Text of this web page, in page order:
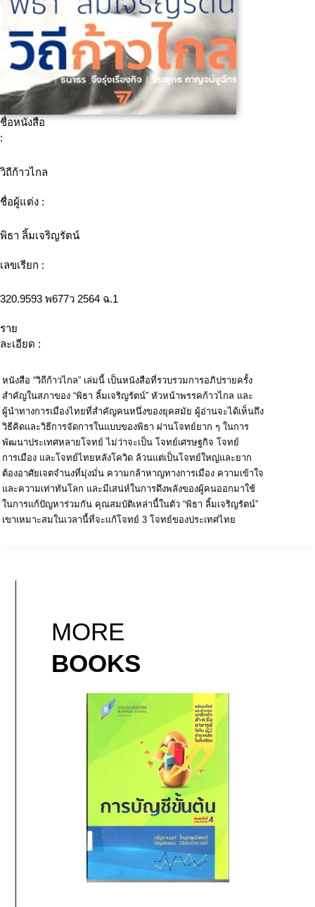
ชื่อหนังสือ
:
วิถีก้าวไกล
ชื่อผู้แต่ง :
พิธา ลิ้มเจริญรัตน์
เลขเรียก :
320.9593 พ677ว 2564 ฉ.1
ราย
ละเอียด :
หนังสือ “วิถีก้าวไกล” เล่มนี้ เป็นหนังสือที่รวบรวมการอภิปรายครั้ง
สำคัญในสภาของ “พิธา ลิ้มเจริญรัตน์” หัวหน้าพรรคก้าวไกล และ
ผู้นำทางการเมืองไทยที่สำคัญคนหนึ่งของยุคสมัย ผู้อ่านจะได้เห็นถึง
วิธีคิดและวิธีการจัดการในแบบของพิธา ผ่านโจทย์ยาก ๆ ในการ
พัฒนาประเทศหลายโจทย์ ไม่ว่าจะเป็น โจทย์เศรษฐกิจ โจทย์
การเมือง และโจทย์ไทยหลังโควิด ล้วนแต่เป็นโจทย์ใหญ่และยาก
ต้องอาศัยเจตจำนงที่มุ่งมั่น ความกล้าหาญทางการเมือง ความเข้าใจ
และความเท่าทันโลก และมีเสน่ห์ในการดึงพลังของผู้คนออกมาใช้
ในการแก้ปัญหาร่วมกัน คุณสมบัติเหล่านี้ในตัว “พิธา ลิ้มเจริญรัตน์”
เขาเหมาะสมในเวลานี้ที่จะแก้โจทย์ 3 โจทย์ของประเทศไทย
MORE
BOOKS